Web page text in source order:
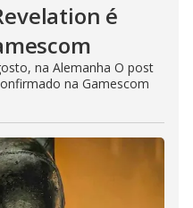
é
na Alemanha O post
na Gamescom